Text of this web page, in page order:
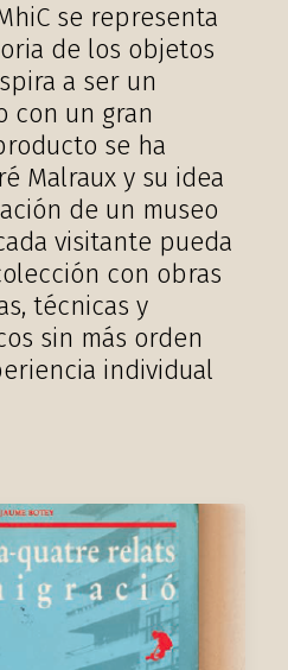
se representa
de los objetos
a ser un
con un gran
se ha
Malraux y su idea
de un museo
visitante pueda
con obras
técnicas y
sin más orden
individual